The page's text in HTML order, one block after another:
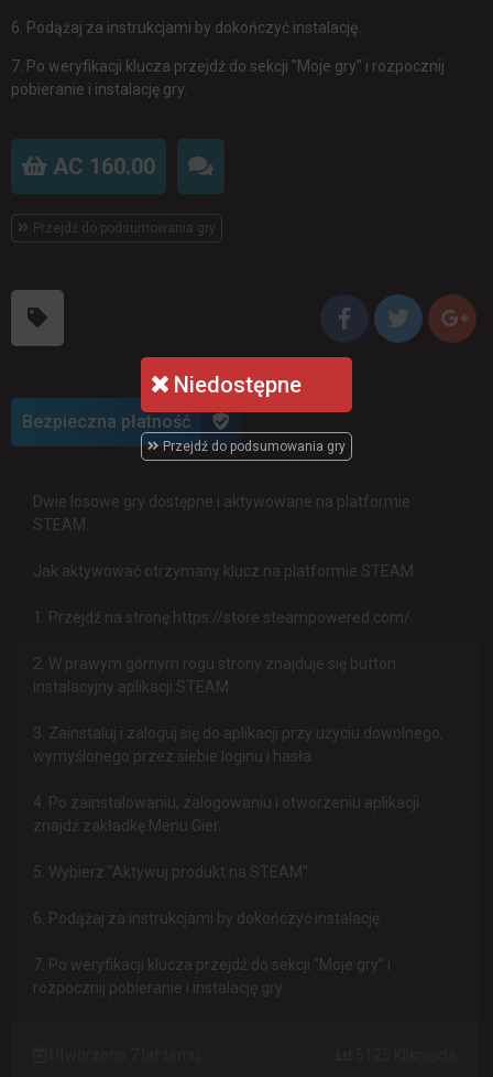
Niedostępne
Przejdź do podsumowania gry
6. Podążaj za instrukcjami by dokończyć instalację.
7. Po weryfikacji klucza przejdź do sekcji "Moje gry" i rozpocznij
pobieranie i instalację gry.
AC 160.00
Przejdź do podsumowania gry
Bezpieczna płatność
Dwie losowe gry dostępne i aktywowane na platformie
STEAM.
Jak aktywować otrzymany klucz na platformie STEAM:
1. Przejdź na stronę https://store.steampowered.com/.
2. W prawym górnym rogu strony znajduje się button
instalacyjny aplikacji STEAM.
3. Zainstaluj i zaloguj się do aplikacji przy użyciu dowolnego,
wymyślonego przez siebie loginu i hasła.
4. Po zainstalowaniu, zalogowaniu i otworzeniu aplikacji
znajdź zakładkę Menu Gier.
5. Wybierz "Aktywuj produkt na STEAM"
6. Podążaj za instrukcjami by dokończyć instalację.
7. Po weryfikacji klucza przejdź do sekcji "Moje gry" i
rozpocznij pobieranie i instalację gry.